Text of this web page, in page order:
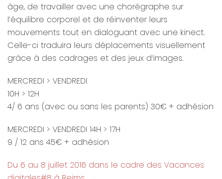
âge, de travailler avec une chorégraphe sur
l’équilibre corporel et de réinventer leurs
mouvements tout en dialoguant avec une kinect.
Celle-ci traduira leurs déplacements visuellement
grâce à des cadrages et des jeux d’images.
MERCREDI > VENDREDI
10H > 12H
4/ 6 ans (avec ou sans les parents) 30€ + adhésion
MERCREDI > VENDREDI 14H > 17H
9 / 12 ans 45€ + adhésion
Du 6 au 8 juillet 2016 dans le cadre des Vacances